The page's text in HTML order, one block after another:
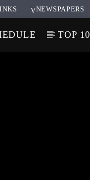
NEWSPAPERS
TOP 10